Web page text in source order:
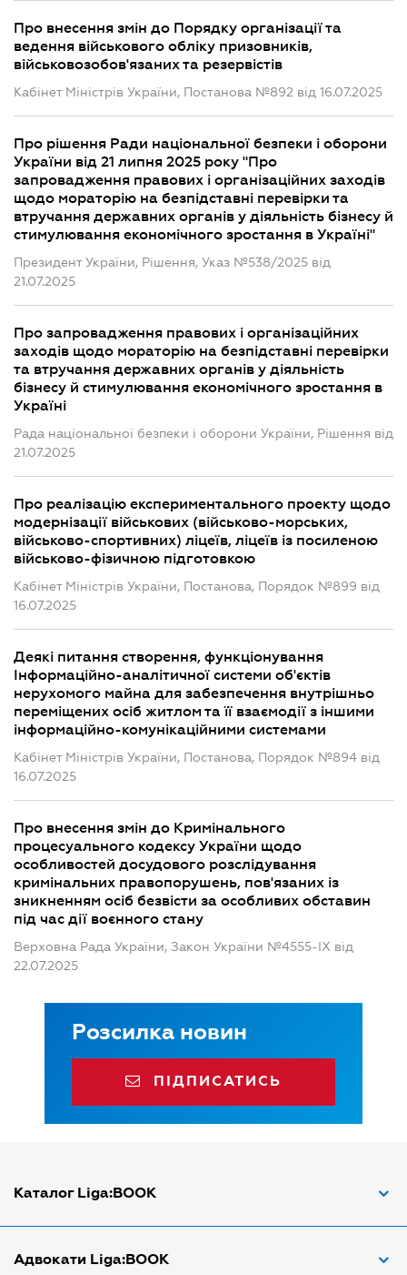
Про внесення змін до Порядку організації та
ведення військового обліку призовників,
військовозобов'язаних та резервістів
Кабінет Міністрів України, Постанова №892 від 16.07.2025
Про рішення Ради національної безпеки і оборони
України від 21 липня 2025 року "Про
запровадження правових і організаційних заходів
щодо мораторію на безпідставні перевірки та
втручання державних органів у діяльність бізнесу й
стимулювання економічного зростання в Україні"
Президент України, Рішення, Указ №538/2025 від
21.07.2025
Про запровадження правових і організаційних
заходів щодо мораторію на безпідставні перевірки
та втручання державних органів у діяльність
бізнесу й стимулювання економічного зростання в
Україні
Рада національної безпеки і оборони України, Рішення від
21.07.2025
Про реалізацію експериментального проекту щодо
модернізації військових (військово-морських,
військово-спортивних) ліцеїв, ліцеїв із посиленою
військово-фізичною підготовкою
Кабінет Міністрів України, Постанова, Порядок №899 від
16.07.2025
Деякі питання створення, функціонування
Інформаційно-аналітичної системи об'єктів
нерухомого майна для забезпечення внутрішньо
переміщених осіб житлом та її взаємодії з іншими
інформаційно-комунікаційними системами
Кабінет Міністрів України, Постанова, Порядок №894 від
16.07.2025
Про внесення змін до Кримінального
процесуального кодексу України щодо
особливостей досудового розслідування
кримінальних правопорушень, пов'язаних із
зникненням осіб безвісти за особливих обставин
під час дії воєнного стану
Верховна Рада України, Закон України №4555-IX від
22.07.2025
Розсилка новин
ПІДПИСАТИСЬ
Каталог Liga:BOOK
Адвокат по ДТП
Адвокати Liga:BOOK